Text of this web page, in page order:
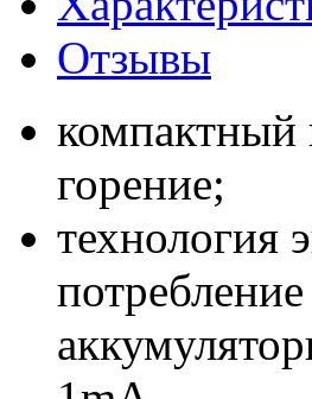
Отзывы
компактный
горение;
технология